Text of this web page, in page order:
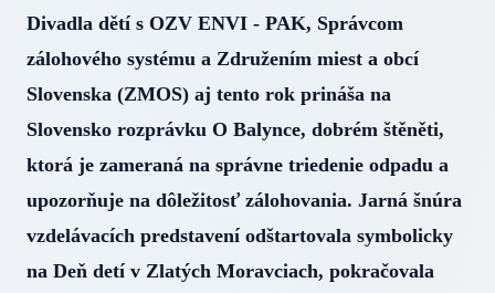
Divadla dětí s OZV ENVI - PAK, Správcom
zálohového systému a Združením miest a obcí
Slovenska (ZMOS) aj tento rok prináša na
Slovensko rozprávku O Balynce, dobrém štěněti,
ktorá je zameraná na správne triedenie odpadu a
upozorňuje na dôležitosť zálohovania. Jarná šnúra
vzdelávacích predstavení odštartovala symbolicky
na Deň detí v Zlatých Moravciach, pokračovala